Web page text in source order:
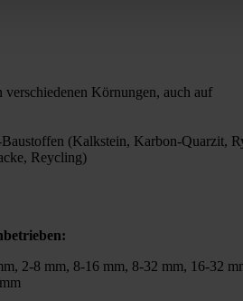
Körnungen, auch auf
(Kalkstein, Karbon-Quarzit,
Reycling)
2-8 mm, 8-16 mm, 8-32 mm, 16-32